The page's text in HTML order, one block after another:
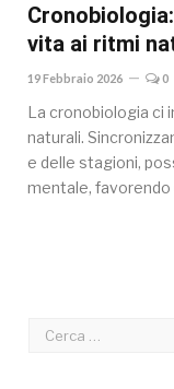
vita ai ritmi
19 Febbraio 2026 0
La cronobiologia ci
naturali.
e delle stagioni,
mentale, favorendo